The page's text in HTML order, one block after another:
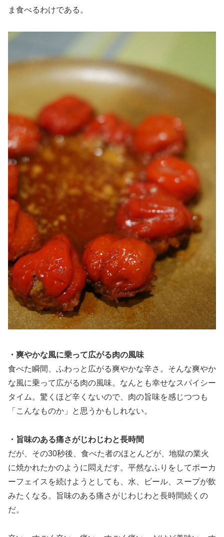
ま食べるわけである。
・爽やかな風に乗って広がる肉の風味
食べた瞬間、ふわっと広がる爽やかな辛さ。そんな爽やか
な風に乗って広がる肉の風味。なんとも幸せなスパイシー
タイム。驚くほど辛くないので、肉の旨味を感じつつも
「こんなものか」と思うかもしれない。
・旨味のある痛さがじわじわと長時間
だが、その30秒後、食べた者のほとんどが、地獄の業火
に焼かれたかのように悶えだす。平然なふりをしてポーカ
ーフェイスを続けようとしても、水、ビール、スープが飲
みたくなる。旨味のある痛さがじわじわと長時間続くの
だ。